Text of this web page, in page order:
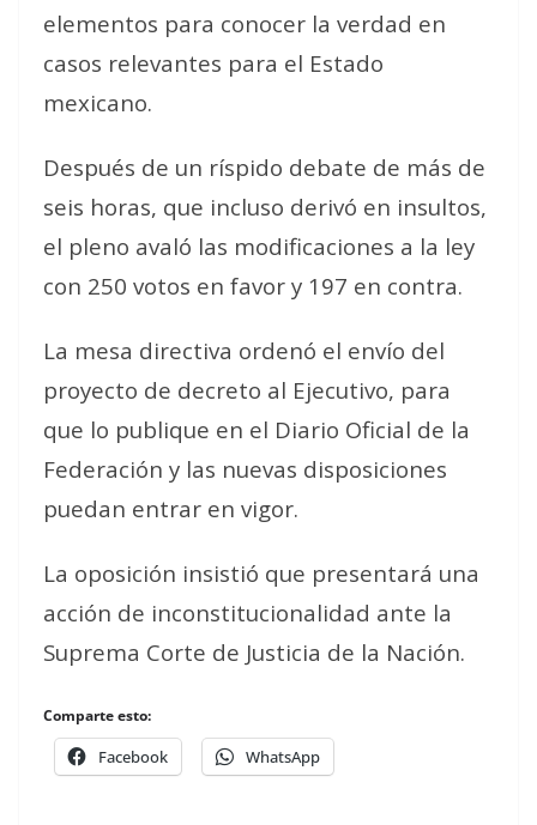
elementos para conocer la verdad en
casos relevantes para el Estado
mexicano.
Después de un ríspido debate de más de
seis horas, que incluso derivó en insultos,
el pleno avaló las modificaciones a la ley
con 250 votos en favor y 197 en contra.
La mesa directiva ordenó el envío del
proyecto de decreto al Ejecutivo, para
que lo publique en el Diario Oficial de la
Federación y las nuevas disposiciones
puedan entrar en vigor.
La oposición insistió que presentará una
acción de inconstitucionalidad ante la
Suprema Corte de Justicia de la Nación.
Comparte esto:
Facebook WhatsApp